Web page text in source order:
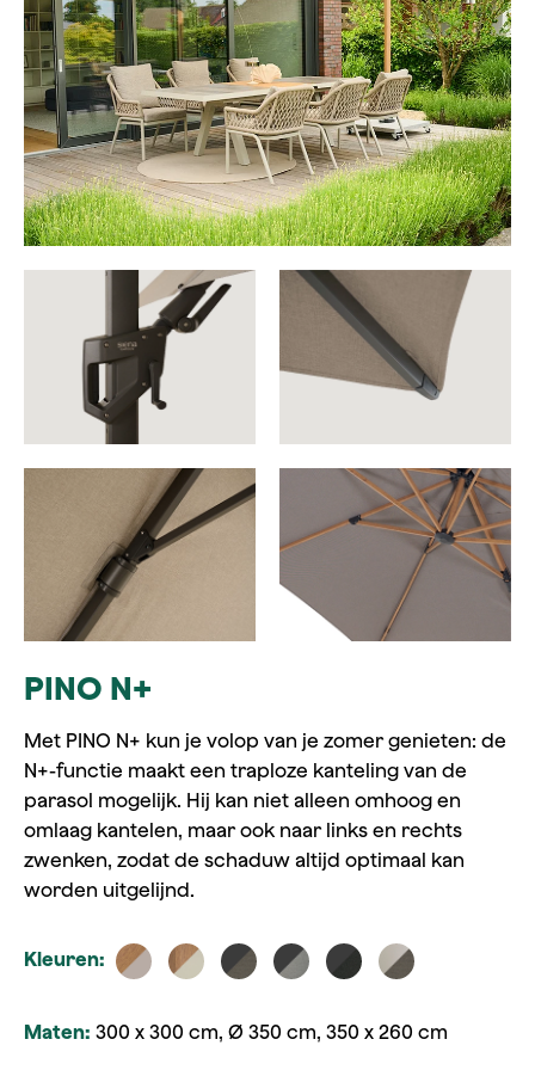
PINO
FAGUS N+
PINO N+
Met PINO N+ kun je volop van je zomer genieten: de
N+-functie maakt een traploze kanteling van de
parasol mogelijk. Hij kan niet alleen omhoog en
omlaag kantelen, maar ook naar links en rechts
zwenken, zodat de schaduw altijd optimaal kan
worden uitgelijnd.
Kleuren:
Maten: 300 x 300 cm, Ø 350 cm, 350 x 260 cm